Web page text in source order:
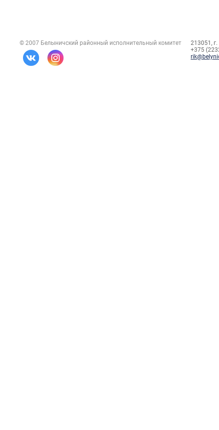
© 2007 Белыничский районный исполнительный комитет
213051,
+375